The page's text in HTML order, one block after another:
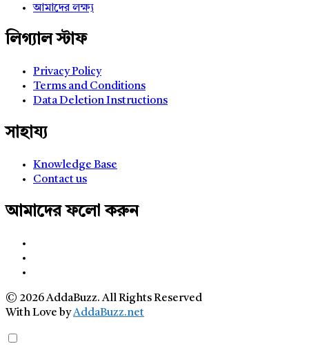
আমাদের লক্ষ্য
লিগ্যাল স্টাফ
Privacy Policy
Terms and Conditions
Data Deletion Instructions
সাহায্য
Knowledge Base
Contact us
আমাদের ফলো করুন
© 2026 AddaBuzz. All Rights Reserved
With Love byAddaBuzz.net